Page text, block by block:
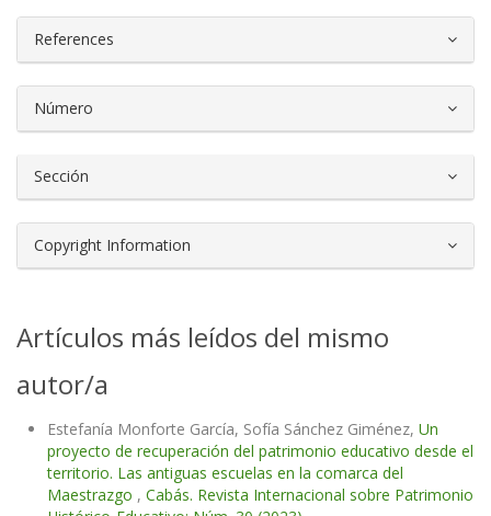
References
Número
Sección
Copyright Information
Artículos más leídos del mismo
autor/a
Estefanía Monforte García, Sofía Sánchez Giménez, Un
proyecto de recuperación del patrimonio educativo desde el
territorio. Las antiguas escuelas en la comarca del
Maestrazgo , Cabás. Revista Internacional sobre Patrimonio